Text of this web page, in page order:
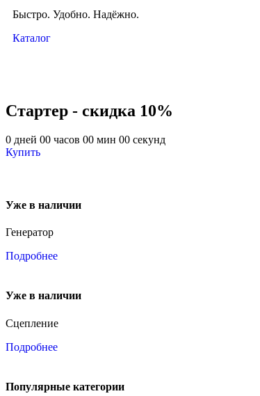
Быстро. Удобно. Надёжно.
Каталог
Стартер - скидка 10%
0 дней 00 часов 00 мин 00 секунд
Купить
Уже в наличии
Генератор
Подробнее
Уже в наличии
Сцепление
Подробнее
Популярные категории